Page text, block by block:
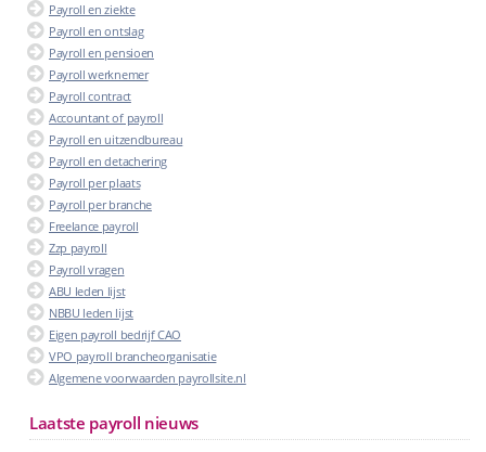
Payroll en ziekte
Payroll en ontslag
Payroll en pensioen
Payroll werknemer
Payroll contract
Accountant of payroll
Payroll en uitzendbureau
Payroll en detachering
Payroll per plaats
Payroll per branche
Freelance payroll
Zzp payroll
Payroll vragen
ABU leden lijst
NBBU leden lijst
Eigen payroll bedrijf CAO
VPO payroll brancheorganisatie
Algemene voorwaarden payrollsite.nl
Laatste payroll nieuws